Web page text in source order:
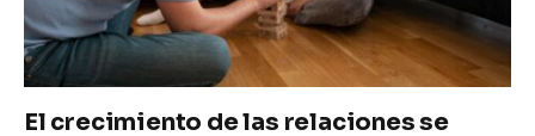
El crecimiento de las relaciones se